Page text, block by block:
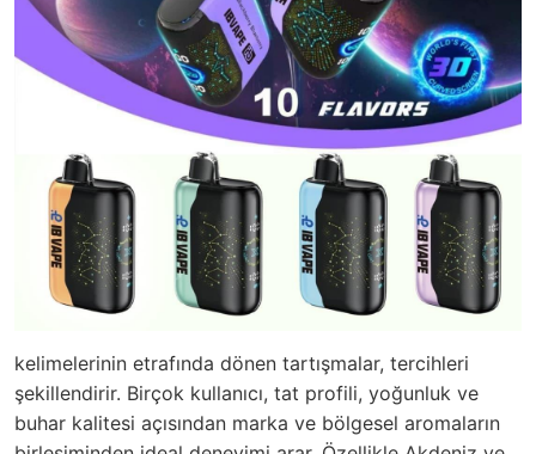
kelimelerinin etrafında dönen tartışmalar, tercihleri
şekillendirir. Birçok kullanıcı, tat profili, yoğunluk ve
buhar kalitesi açısından marka ve bölgesel aromaların